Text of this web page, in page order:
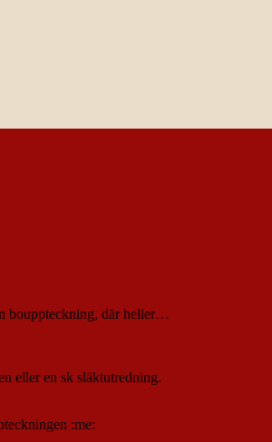
bouppteckning, där heller…
eller en sk släktutredning.
:me: